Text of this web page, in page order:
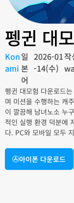
펭귄 대
Kon
ami
일
본
어
2026-01
-14(수)
펭귄 대모험 다운로드
며 미션을 수행하는 캐
이 깔끔해 남녀노소 누
적인 실행 환경 덕분에
다. PC와 모바일 모두
아이폰 다운로드